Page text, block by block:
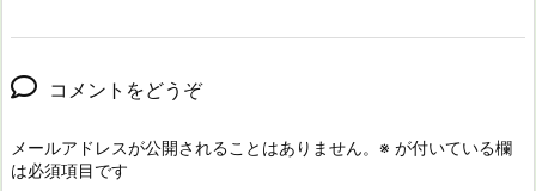
コメントをどうぞ
メールアドレスが公開されることはありません。 ※ が付いている欄
は必須項目です